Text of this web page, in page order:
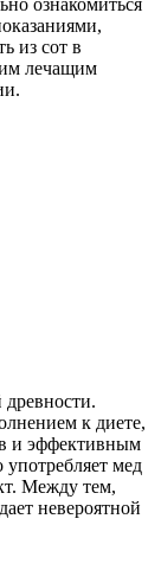
из сот в
лечащим
древности.
к диете,
и эффективным
мед
Между тем,
невероятной